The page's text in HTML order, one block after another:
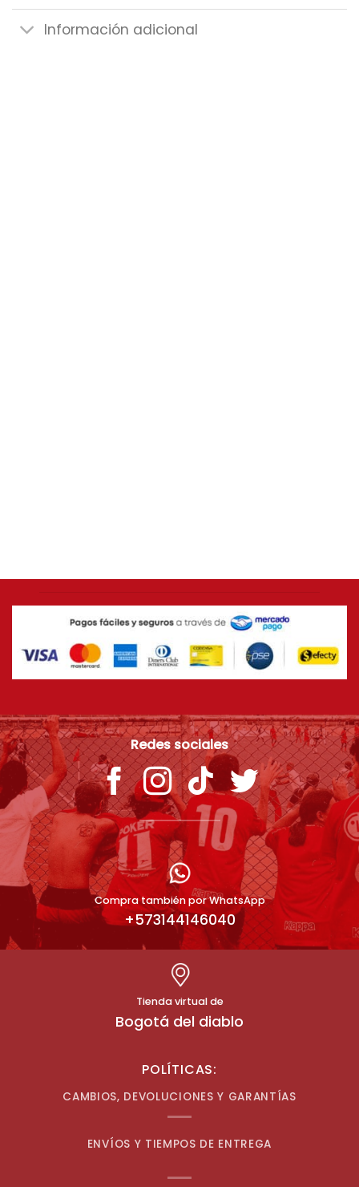
Información adicional
Redes sociales
Compra también por WhatsApp
+573144146040
Tienda virtual de
Bogotá del diablo
POLÍTICAS:
CAMBIOS, DEVOLUCIONES Y GARANTÍAS
ENVÍOS Y TIEMPOS DE ENTREGA